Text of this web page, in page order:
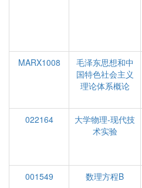
MARX1008
毛泽东思想和中
国特色社会主义
理论体系概论
022164
大学物理-现代技
术实验
001549
数理方程B